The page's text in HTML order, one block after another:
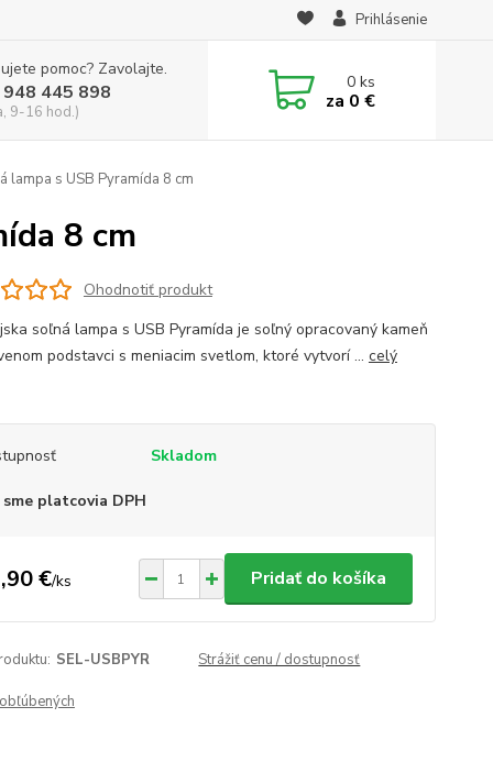
Prihlásenie
pomoc? Zavolajte.
445 898
9-16 hod.)
0ks
za 0 €
lampa s USB Pyramída 8 cm
8 cm
Ohodnotiť produkt
soľná lampa s USB Pyramída je soľný opracovaný kameň
podstavci s meniacim svetlom, ktoré vytvorí ... celý
Skladom
sme platcovia DPH
€/ks Pridať do košíka
SEL-USBPYR Strážiť cenu / dostupnosť